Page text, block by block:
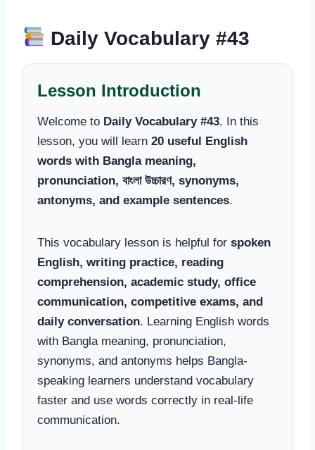
Daily Vocabulary #43
Lesson Introduction
Welcome to Daily Vocabulary #43. In this
lesson, you will learn 20 useful English
words with Bangla meaning,
pronunciation, বাংলা উচ্চারণ, synonyms,
antonyms, and example sentences.
This vocabulary lesson is helpful for spoken
English, writing practice, reading
comprehension, academic study, office
communication, competitive exams, and
daily conversation. Learning English words
with Bangla meaning, pronunciation,
synonyms, and antonyms helps Bangla-
speaking learners understand vocabulary
faster and use words correctly in real-life
communication.